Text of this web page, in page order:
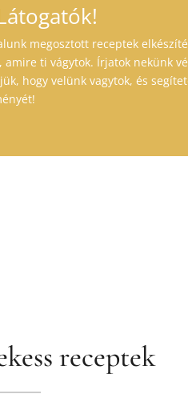
megosztott receptek
ti vágytok. Írjatok nekünk
hogy velünk vagytok, és
receptek